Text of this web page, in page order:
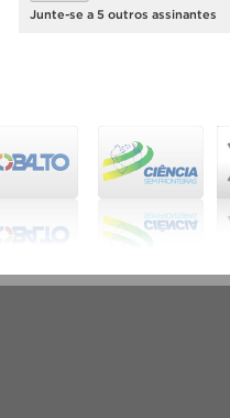
Junte-se a 5 outros assinantes